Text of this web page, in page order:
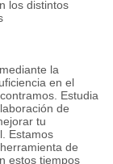
los distintos
la
en el
Estudia
de
tu
Estamos
de
estos tiempos